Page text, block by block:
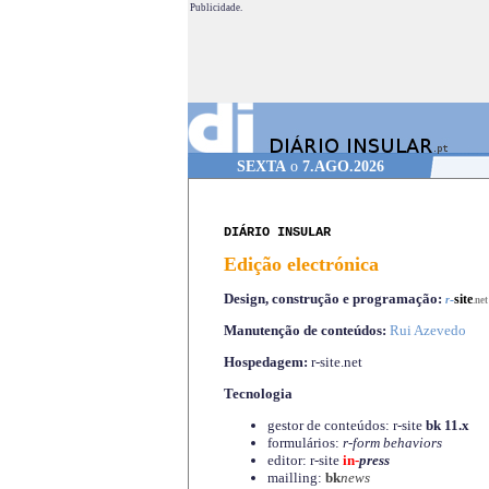
Publicidade.
SEXTAo 7.AGO.2026
DIÁRIO INSULAR
Edição electrónica
Design, construção e programação: r-site.net
Manutenção de conteúdos: Rui Azevedo
Hospedagem: r-site.net
Tecnologia
gestor de conteúdos: r-site bk 11.x
formulários: r-form behaviors
editor: r-site in-press
mailling: bknews